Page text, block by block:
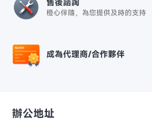
售後諮詢
橙心伴隨，為您提供及時的支持
成為代理商/合作夥伴
辦公地址